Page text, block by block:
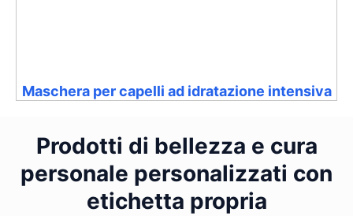
Maschera per capelli ad idratazione intensiva
Prodotti di bellezza e cura
personale personalizzati con
etichetta propria